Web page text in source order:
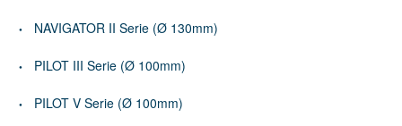
NAVIGATOR II Serie (Ø 130mm)
PILOT III Serie (Ø 100mm)
PILOT V Serie (Ø 100mm)